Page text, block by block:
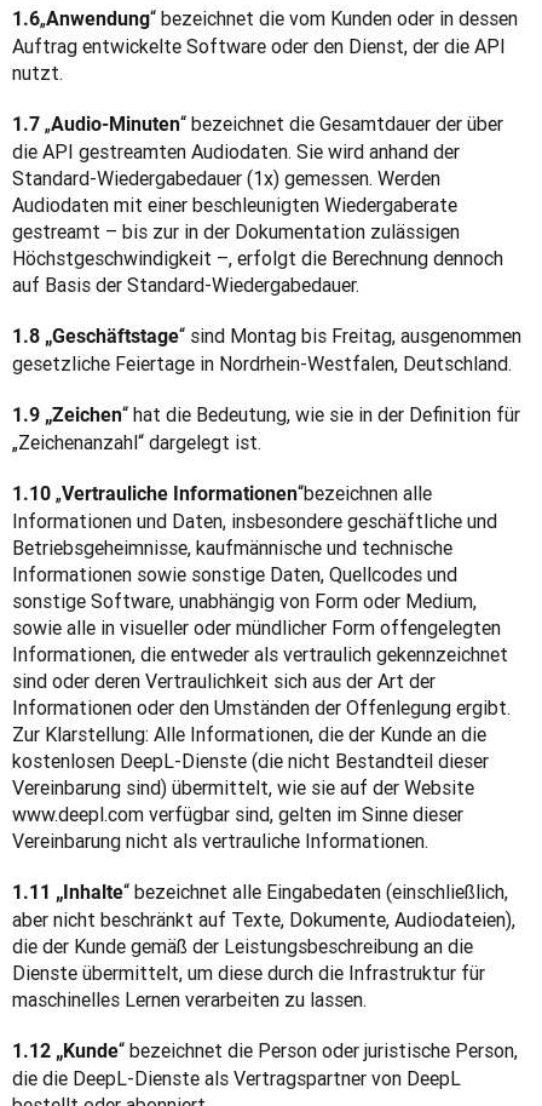
1.6„Anwendung“ bezeichnet die vom Kunden oder in dessen
Auftrag entwickelte Software oder den Dienst, der die API
nutzt.
1.7 „Audio-Minuten“ bezeichnet die Gesamtdauer der über
die API gestreamten Audiodaten. Sie wird anhand der
Standard-Wiedergabedauer (1x) gemessen. Werden
Audiodaten mit einer beschleunigten Wiedergaberate
gestreamt – bis zur in der Dokumentation zulässigen
Höchstgeschwindigkeit –, erfolgt die Berechnung dennoch
auf Basis der Standard-Wiedergabedauer.
1.8 „Geschäftstage“ sind Montag bis Freitag, ausgenommen
gesetzliche Feiertage in Nordrhein-Westfalen, Deutschland.
1.9 „Zeichen“ hat die Bedeutung, wie sie in der Definition für
„Zeichenanzahl“ dargelegt ist.
1.10 „Vertrauliche Informationen“bezeichnen alle
Informationen und Daten, insbesondere geschäftliche und
Betriebsgeheimnisse, kaufmännische und technische
Informationen sowie sonstige Daten, Quellcodes und
sonstige Software, unabhängig von Form oder Medium,
sowie alle in visueller oder mündlicher Form offengelegten
Informationen, die entweder als vertraulich gekennzeichnet
sind oder deren Vertraulichkeit sich aus der Art der
Informationen oder den Umständen der Offenlegung ergibt.
Zur Klarstellung: Alle Informationen, die der Kunde an die
kostenlosen DeepL-Dienste (die nicht Bestandteil dieser
Vereinbarung sind) übermittelt, wie sie auf der Website
www.deepl.com verfügbar sind, gelten im Sinne dieser
Vereinbarung nicht als vertrauliche Informationen.
1.11 „Inhalte“ bezeichnet alle Eingabedaten (einschließlich,
aber nicht beschränkt auf Texte, Dokumente, Audiodateien),
die der Kunde gemäß der Leistungsbeschreibung an die
Dienste übermittelt, um diese durch die Infrastruktur für
maschinelles Lernen verarbeiten zu lassen.
1.12 „Kunde“ bezeichnet die Person oder juristische Person,
die die DeepL-Dienste als Vertragspartner von DeepL